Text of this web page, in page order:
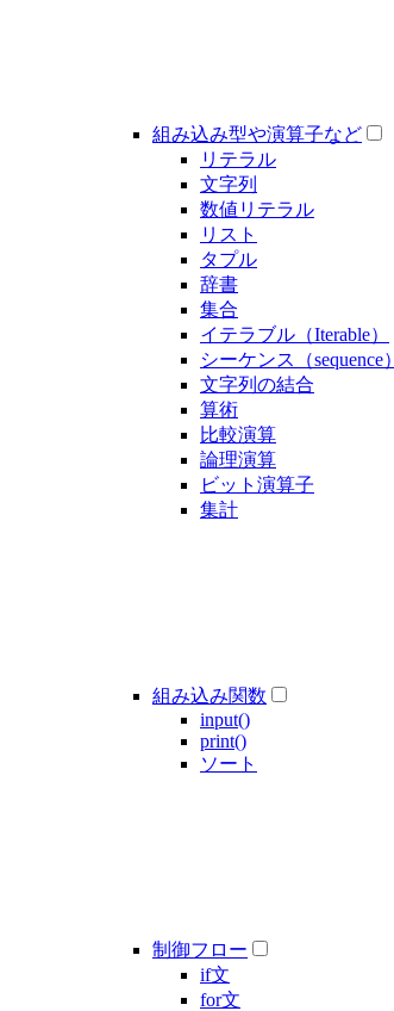
組み込み型や演算子など
リテラル
文字列
数値リテラル
リスト
タプル
辞書
集合
イテラブル（Iterable）
シーケンス（sequence）
文字列の結合
算術
比較演算
論理演算
ビット演算子
集計
組み込み関数
input()
print()
ソート
制御フロー
if文
for文